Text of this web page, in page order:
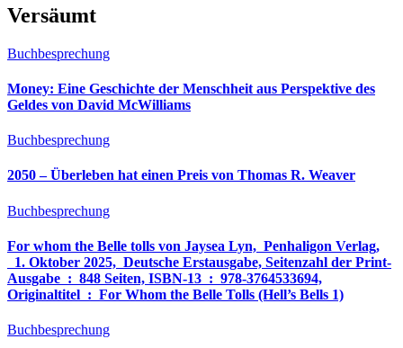
Versäumt
Buchbesprechung
Money: Eine Geschichte der Menschheit aus Perspektive des
Geldes von David McWilliams
Buchbesprechung
2050 – Überleben hat einen Preis von Thomas R. Weaver
Buchbesprechung
For whom the Belle tolls von Jaysea Lyn, ‎ Penhaligon Verlag,
‎ 1. Oktober 2025, ‎ Deutsche Erstausgabe, Seitenzahl der Print-
Ausgabe ‏ : ‎ 848 Seiten, ISBN-13 ‏ : ‎ 978-3764533694,
Originaltitel ‏ : ‎ For Whom the Belle Tolls (Hell’s Bells 1)
Buchbesprechung